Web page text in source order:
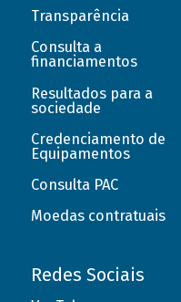
Transparência
Consulta a
financiamentos
Resultados para a
sociedade
Credenciamento de
Equipamentos
Consulta PAC
Moedas contratuais
Redes Sociais